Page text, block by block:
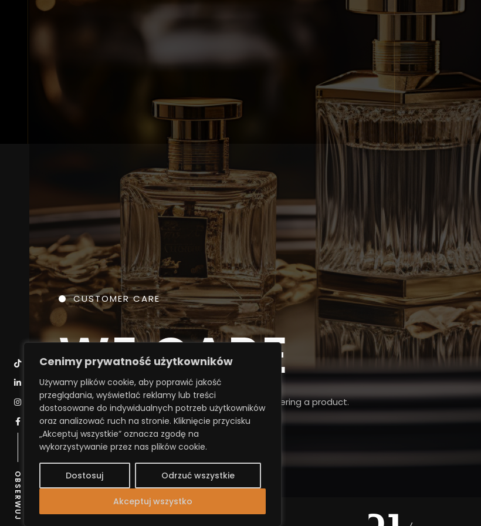
Cenimy prywatność użytkowników
Używamy plików cookie, aby poprawić jakość
przeglądania, wyświetlać reklamy lub treści
dostosowane do indywidualnych potrzeb użytkowników
oraz analizować ruch na stronie. Kliknięcie przycisku
„Akceptuj wszystkie” oznacza zgodę na
wykorzystywanie przez nas plików cookie.
Dostosuj Odrzuć wszystkie
Akceptuj wszystko
CUSTOMER CARE
WECARE
Our commitment to you extends beyond just delivering a product.
VIEW CASE
OBSERWUJ